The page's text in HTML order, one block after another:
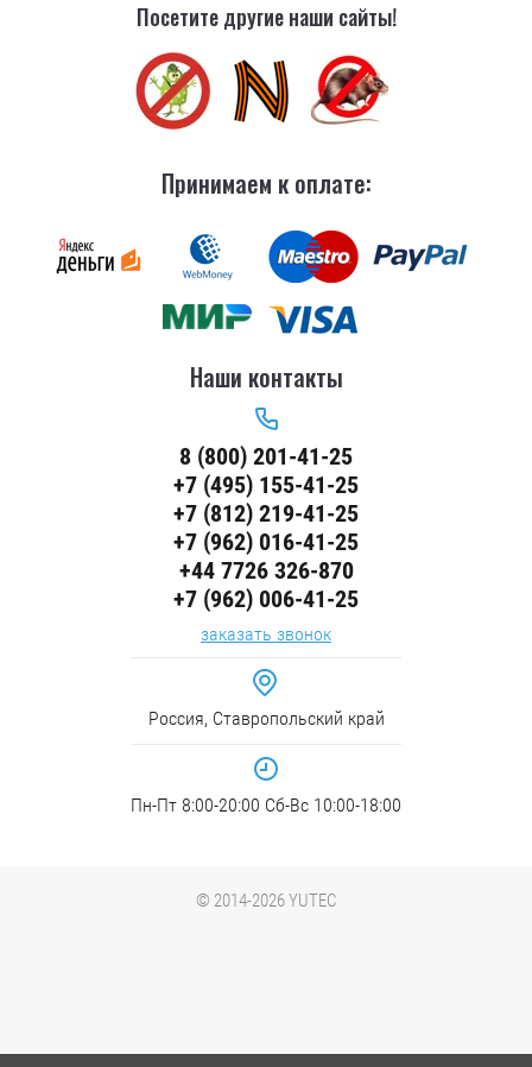
Посетите другие наши сайты!
Принимаем к оплате:
Наши контакты
8 (800) 201-41-25
+7 (495) 155-41-25
+7 (812) 219-41-25
+7 (962) 016-41-25
+44 7726 326-870
+7 (962) 006-41-25
заказать звонок
Россия, Ставропольский край
Пн-Пт 8:00-20:00 Сб-Вс 10:00-18:00
© 2014-2026 YUTEC